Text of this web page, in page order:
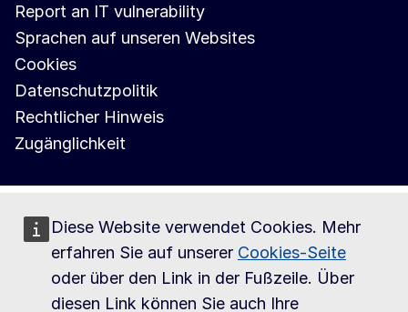
Diese Website verwendet Cookies. Mehr
erfahren Sie auf unserer Cookies-Seite
oder über den Link in der Fußzeile. Über
diesen Link können Sie auch Ihre
Report an IT vulnerability
Sprachen auf unseren Websites
Cookies
Datenschutzpolitik
Rechtlicher Hinweis
Zugänglichkeit